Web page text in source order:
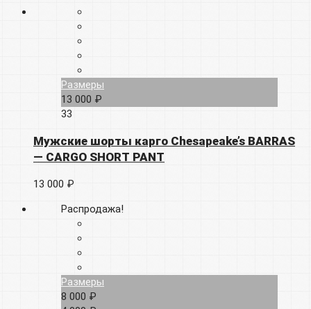
Размеры
13 000 ₽
33
Мужские шорты карго Chesapeake’s BARRAS
— CARGO SHORT PANT
13 000 ₽
Распродажа!
Размеры
8 000 ₽